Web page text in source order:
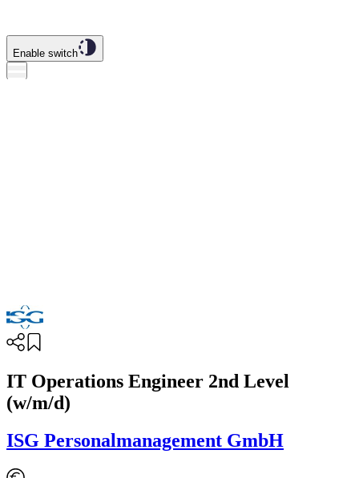
Enable switch
IT Operations Engineer 2nd Level
(w/m/d)
ISG Personalmanagement GmbH